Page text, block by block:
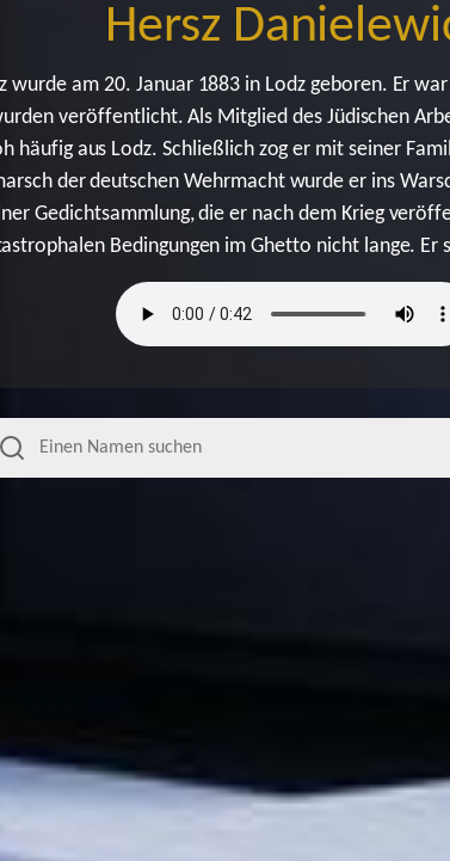
Hersz
wurde am 20. Januar 1883 in Lodz geboren. Er
veröffentlicht. Als Mitglied des Jüdischen
häufig aus Lodz. Schließlich zog er mit seiner
der deutschen Wehrmacht wurde er ins
Gedichtsammlung, die er nach dem Krieg
Bedingungen im Ghetto nicht lange. Er